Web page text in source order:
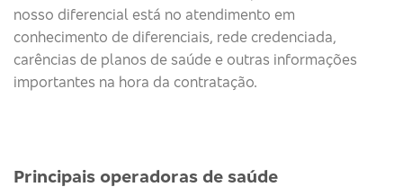
nosso diferencial está no atendimento em
conhecimento de diferenciais, rede credenciada,
carências de planos de saúde e outras informações
importantes na hora da contratação.
Principais operadoras de saúde​